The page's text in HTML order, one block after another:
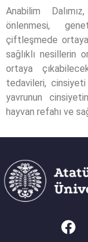
Anabilim
önlenmesi,
çiftleşmede ortaya
sağlıklı nesillerin
ortaya
tedavileri,
yavrunun
hayvan refahı ve